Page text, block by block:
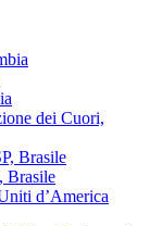
dei Cuori,
Brasile
Brasile
d’America